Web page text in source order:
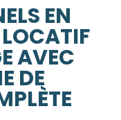
EN
AVEC
DE